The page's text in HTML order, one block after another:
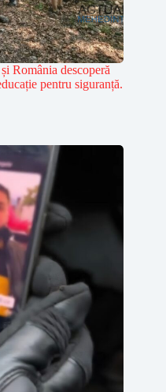
România descoperă
pentru siguranță.